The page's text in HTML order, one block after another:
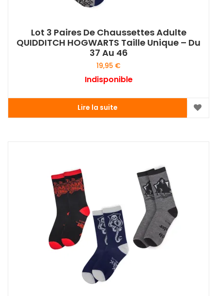
Lot 3 Paires De Chaussettes Adulte
QUIDDITCH HOGWARTS Taille Unique – Du
37 Au 46
19,95 €
Indisponible
Lire la suite